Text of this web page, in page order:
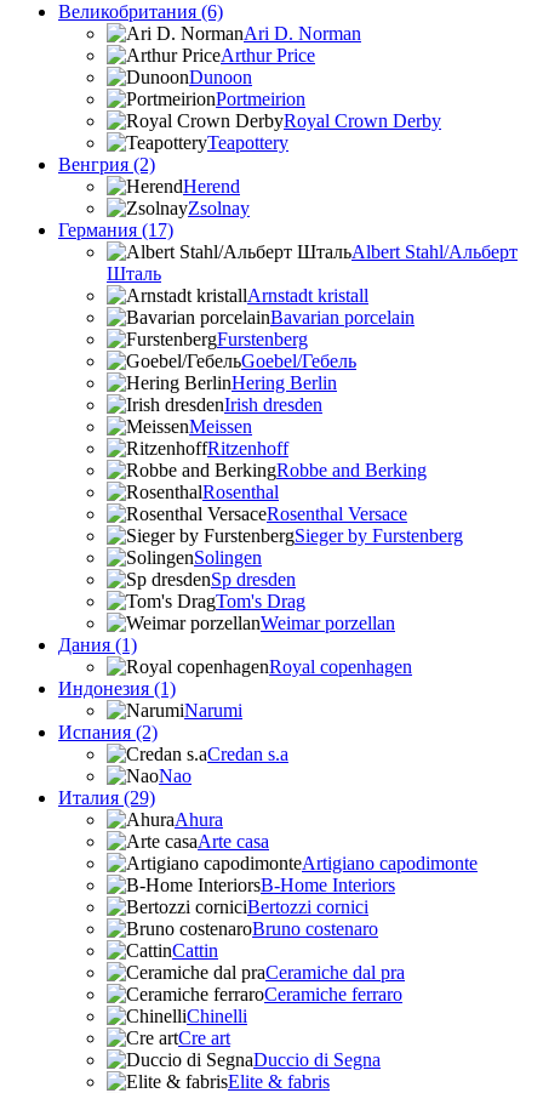
Великобритания (6)
Ari D. Norman
Arthur Price
Dunoon
Portmeirion
Royal Crown Derby
Teapottery
Венгрия (2)
Herend
Zsolnay
Германия (17)
Albert Stahl/Альбеpт
Шталь
Arnstadt kristall
Bavarian porcelain
Furstenberg
Goebel/Гебель
Hering Berlin
Irish dresden
Meissen
Ritzenhoff
Robbe and Berking
Rosenthal
Rosenthal Versace
Sieger by Furstenberg
Solingen
Sp dresden
Tom's Drag
Weimar porzellan
Дания (1)
Royal copenhagen
Индонезия (1)
Narumi
Испания (2)
Credan s.a
Nao
Италия (29)
Ahura
Arte casa
Artigiano capodimonte
B-Home Interiors
Bertozzi cornici
Bruno costenaro
Cattin
Ceramiche dal pra
Ceramiche ferraro
Chinelli
Cre art
Duccio di Segna
Elite & fabris